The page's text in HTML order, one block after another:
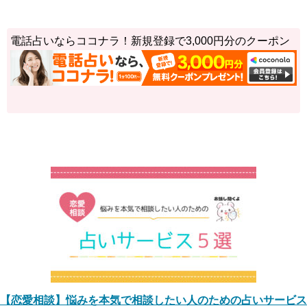
電話占いならココナラ！新規登録で3,000円分のクーポン
【恋愛相談】悩みを本気で相談したい人のための占いサービス